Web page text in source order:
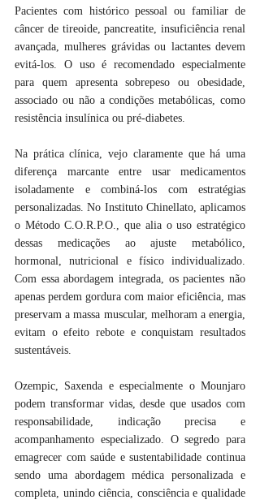
Pacientes com histórico pessoal ou familiar de
câncer de tireoide, pancreatite, insuficiência renal
avançada, mulheres grávidas ou lactantes devem
evitá-los. O uso é recomendado especialmente
para quem apresenta sobrepeso ou obesidade,
associado ou não a condições metabólicas, como
resistência insulínica ou pré-diabetes.
Na prática clínica, vejo claramente que há uma
diferença marcante entre usar medicamentos
isoladamente e combiná-los com estratégias
personalizadas. No Instituto Chinellato, aplicamos
o Método C.O.R.P.O., que alia o uso estratégico
dessas medicações ao ajuste metabólico,
hormonal, nutricional e físico individualizado.
Com essa abordagem integrada, os pacientes não
apenas perdem gordura com maior eficiência, mas
preservam a massa muscular, melhoram a energia,
evitam o efeito rebote e conquistam resultados
sustentáveis.
Ozempic, Saxenda e especialmente o Mounjaro
podem transformar vidas, desde que usados com
responsabilidade, indicação precisa e
acompanhamento especializado. O segredo para
emagrecer com saúde e sustentabilidade continua
sendo uma abordagem médica personalizada e
completa, unindo ciência, consciência e qualidade